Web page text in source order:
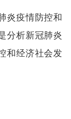
疫情防控和
分析新冠肺炎
和经济社会发